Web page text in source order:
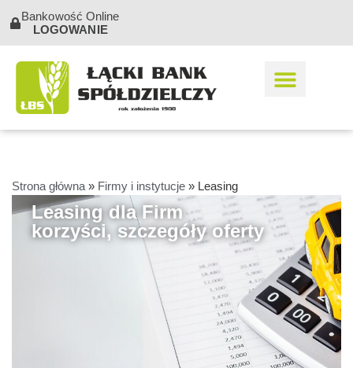
Bankowość Online
LOGOWANIE
Strona główna » Firmy i instytucje » Leasing
Leasing dla Firm
korzyści, szczegóły oferty